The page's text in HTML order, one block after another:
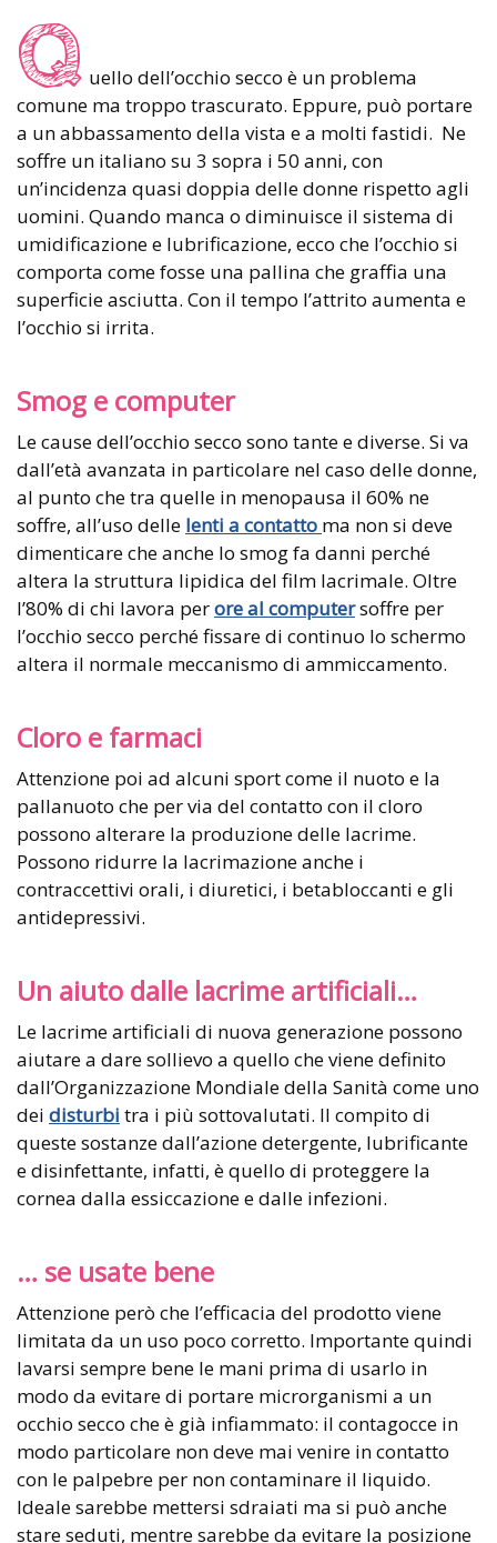
Q uello dell’occhio secco è un problema
comune ma troppo trascurato. Eppure, può portare
a un abbassamento della vista e a molti fastidi. Ne
soffre un italiano su 3 sopra i 50 anni, con
un’incidenza quasi doppia delle donne rispetto agli
uomini. Quando manca o diminuisce il sistema di
umidificazione e lubrificazione, ecco che l’occhio si
comporta come fosse una pallina che graffia una
superficie asciutta. Con il tempo l’attrito aumenta e
l’occhio si irrita.
Smog e computer
Le cause dell’occhio secco sono tante e diverse. Si va
dall’età avanzata in particolare nel caso delle donne,
al punto che tra quelle in menopausa il 60% ne
soffre, all’uso delle lenti a contatto ma non si deve
dimenticare che anche lo smog fa danni perché
altera la struttura lipidica del film lacrimale. Oltre
l’80% di chi lavora perore al computersoffre per
l’occhio secco perché fissare di continuo lo schermo
altera il normale meccanismo di ammiccamento.
Cloro e farmaci
Attenzione poi ad alcuni sport come il nuoto e la
pallanuoto che per via del contatto con il cloro
possono alterare la produzione delle lacrime.
Possono ridurre la lacrimazione anche i
contraccettivi orali, i diuretici, i betabloccanti e gli
antidepressivi.
Un aiuto dalle lacrime artificiali…
Le lacrime artificiali di nuova generazione possono
aiutare a dare sollievo a quello che viene definito
dall’Organizzazione Mondiale della Sanità come uno
dei disturbi tra i più sottovalutati. Il compito di
queste sostanze dall’azione detergente, lubrificante
e disinfettante, infatti, è quello di proteggere la
cornea dalla essiccazione e dalle infezioni.
… se usate bene
Attenzione però che l’efficacia del prodotto viene
limitata da un uso poco corretto. Importante quindi
lavarsi sempre bene le mani prima di usarlo in
modo da evitare di portare microrganismi a un
occhio secco che è già infiammato: il contagocce in
modo particolare non deve mai venire in contatto
con le palpebre per non contaminare il liquido.
Ideale sarebbe mettersi sdraiati ma si può anche
stare seduti, mentre sarebbe da evitare la posizione